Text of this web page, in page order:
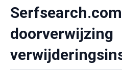
Serfsearch.com
doorverwijzing